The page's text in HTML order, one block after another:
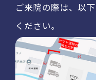
ご来院の際は、以下
ください。